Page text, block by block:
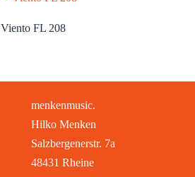
Viento FL 208
menkenmusic.
Hilko Menken
Salzbergenerstr. 7a
48431 Rheine